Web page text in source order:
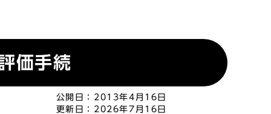
価手続
公開日： 2013年4月16日
更新日： 2026年7月16日